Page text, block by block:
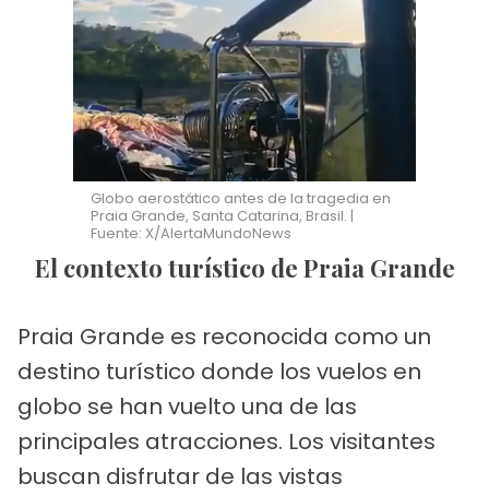
Globo aerostático antes de la tragedia en
Praia Grande, Santa Catarina, Brasil. |
Fuente: X/AlertaMundoNews
El contexto turístico de Praia Grande
Praia Grande es reconocida como un
destino turístico donde los vuelos en
globo se han vuelto una de las
principales atracciones. Los visitantes
buscan disfrutar de las vistas